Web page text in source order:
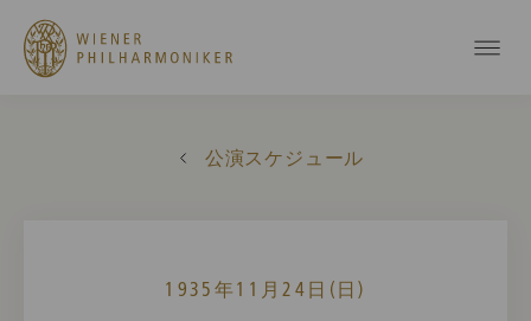
公演スケジュール
1935年11月24日(日)